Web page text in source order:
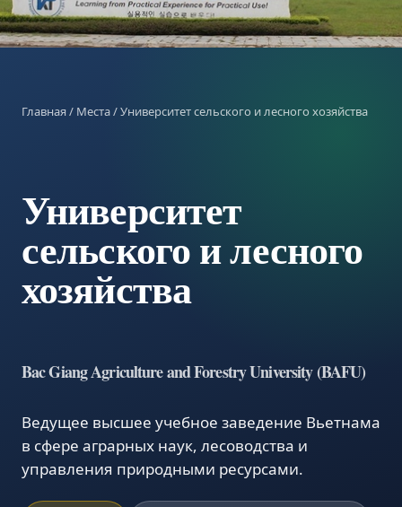
Главная/ Места/ Университет сельского и лесного хозяйства
Университет
сельского и лесного
хозяйства
Bac Giang Agriculture and Forestry University (BAFU)
Ведущее высшее учебное заведение Вьетнама
в сфере аграрных наук, лесоводства и
управления природными ресурсами.